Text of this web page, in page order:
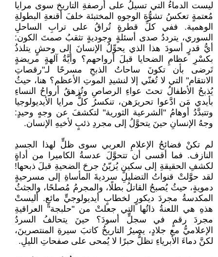
ليست الدماءُ التي تسيلُ على أرصفةِ التاريخ سوى مرايا
مُعتمةٍ تعكسُ تشوُّهَ الوجوهِ المختبئة خلفَ أقنعةِ البطولةِ
الوهمية. ففي كلِّ قطرةٍ تُراقُ على ترابِ الساحلِ
السوري، يترددُ صدى أسئلةٍ وجوديةٍ تثقبُ صمتَ الكون:
أيُّ قدرٍ أسودَ هذا الذي يحوِّلُ الإنسانَ إلى وحشٍ يتلذذُ
بكسْرِ عظامِ الضحايا قبلَ أرواحهم؟ وأيَّةُ آلهةٍ مريضةٍ
تَرضى بأن تكونَ ساحاتُ الذبحِ مسرحًا لـ"رقصاتِ
الانتقام" التي لا تُغنّي إلا لنشيدِ الموتِ الأعظم؟ هنا، حيثُ
يُذبحُ الأطفالُ تحتَ عواءِ الرصاصِ وتُزهقُ أرواحُ النساءِ
بأيدي مَن ادَّعوا تحريرَهن، تنكسرُ كلُّ مرايا الأيديولوجيا
وتتبدَّدُ أوهامُ "الشرعية الثورية" لتكشفَ عن وجهٍ وحيدٍ:
وجهُ الإنسانِ حينَ يتحوَّلُ إلى مجردِ ذئبٍ لأخيهِ الإنسان.
لم تكنْ فضائحُ الإعلامِ العربي سوى ظلٍّ لهذا الجسدِ
النازف. فما أقسى أن تتحوَّلَ عدسةُ الكاميرا من أداةٍ
لكشفِ الحقيقةِ إلى سكينٍ يُزيّنُ جرحَ الضحيةِ قبلَ ذبحها!
لقد حوَّلتْ قنواتُ التضليلِ سرديةَ المأساةِ إلى مسرحيةٍ
دمويةٍ، حيثُ يُصبحُ القاتلُ بطلًا، والمجرمُ مُصلحًا، والجثثُ
المكدسةُ مجردَ ديكورٍ لخطابٍ أيديولوجيٍّ مائعٍ. أليستْ
هذهِ هي اللعنةُ ذاتُها التي جعلتْ من "حلبجة" العراقيةِ
مجردَ رقمٍ في سجلٍّ أسودَ؟ حينَ يتحالفُ السردُ
الإعلاميُّ مع جلادٍ، يصيرُ التاريخُ كاتبَ سيرةِ المنتصرينَ،
لكنَّ دماءَ الأبرياءِ تظلُّ حبرًا لا يُمحى على صفحاتِ الليلِ.